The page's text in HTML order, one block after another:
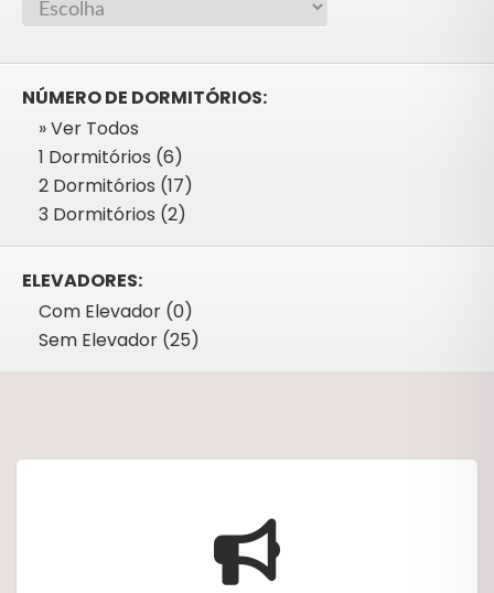
NÚMERO DE DORMITÓRIOS:
» Ver Todos
1 Dormitórios (6)
2 Dormitórios (17)
3 Dormitórios (2)
ELEVADORES:
Com Elevador (0)
Sem Elevador (25)